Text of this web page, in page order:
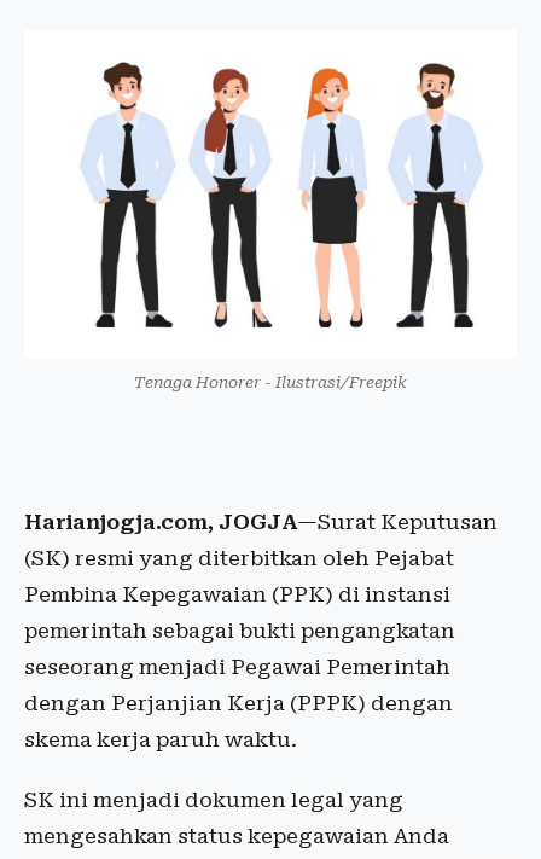
Tenaga Honorer - Ilustrasi/Freepik
Harianjogja.com, JOGJA—Surat Keputusan
(SK) resmi yang diterbitkan oleh Pejabat
Pembina Kepegawaian (PPK) di instansi
pemerintah sebagai bukti pengangkatan
seseorang menjadi Pegawai Pemerintah
dengan Perjanjian Kerja (PPPK) dengan
skema kerja paruh waktu.
SK ini menjadi dokumen legal yang
mengesahkan status kepegawaian Anda